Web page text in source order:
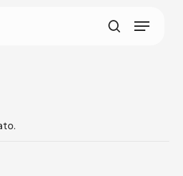
al tuo dispositivo di
del dovuto quando resti
Menu